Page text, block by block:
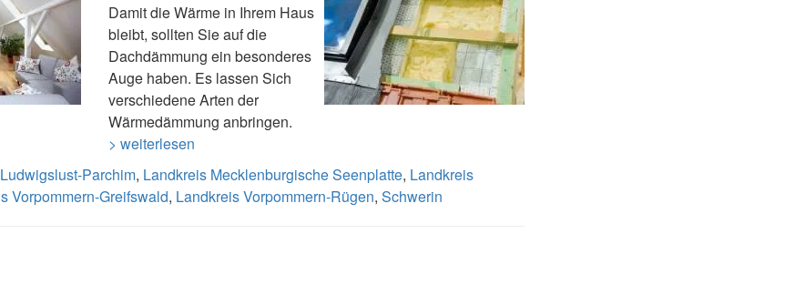
Damit die Wärme in Ihrem Haus
bleibt, sollten Sie auf die
Dachdämmung ein besonderes
Auge haben. Es lassen Sich
verschiedene Arten der
Wärmedämmung anbringen.
> weiterlesen
Parchim, Landkreis Mecklenburgische Seenplatte, Landkreis
Vorpommern-Greifswald, Landkreis Vorpommern-Rügen, Schwerin